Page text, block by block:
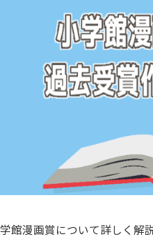
館漫画賞について詳しく解説